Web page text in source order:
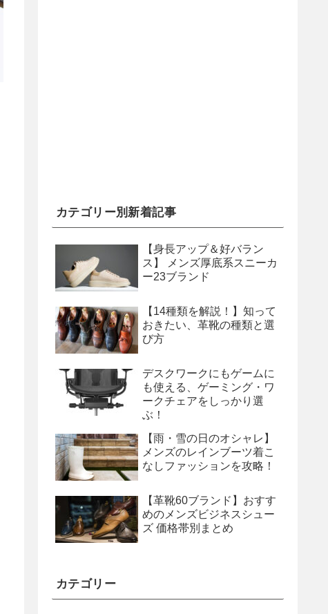
カテゴリー別新着記事
【身長アップ＆好バラン
ス】 メンズ厚底系スニーカ
ー23ブランド
【14種類を解説！】知って
おきたい、革靴の種類と選
び方
デスクワークにもゲームに
も使える、ゲーミング・ワ
ークチェアをしっかり選
ぶ！
【雨・雪の日のオシャレ】
メンズのレインブーツ着こ
なしファッションを攻略！
【革靴60ブランド】おすす
めのメンズビジネスシュー
ズ 価格帯別まとめ
カテゴリー